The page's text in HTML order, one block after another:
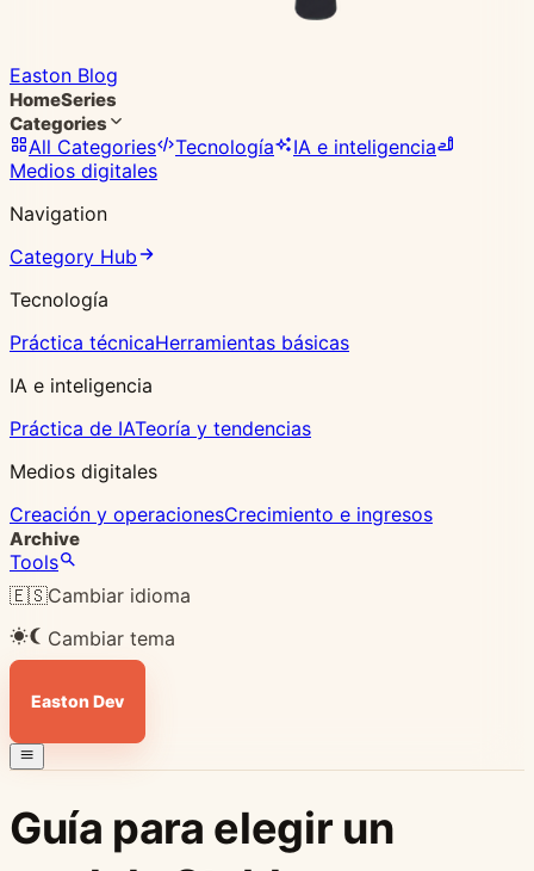
Easton Blog
HomeSeries
Categories
All Categories Tecnología
IA e inteligencia
Medios digitales
Navigation
Category Hub
Tecnología
Práctica técnicaHerramientas básicas
IA e inteligencia
Práctica de IATeoría y tendencias
Medios digitales
Creación y operacionesCrecimiento e ingresos
Archive
Tools
🇪🇸Cambiar idioma
Cambiar tema
Easton Dev
Guía para elegir un